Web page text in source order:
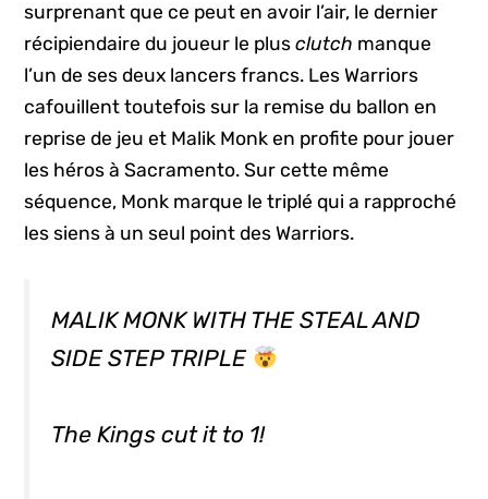
surprenant que ce peut en avoir l’air, le dernier
récipiendaire du joueur le plusclutch manque
l’un de ses deux lancers francs. Les Warriors
cafouillent toutefois sur la remise du ballon en
reprise de jeu et Malik Monk en profite pour jouer
les héros à Sacramento. Sur cette même
séquence, Monk marque le triplé qui a rapproché
les siens à un seul point des Warriors.
MALIK MONK WITH THE STEAL AND
SIDE STEP TRIPLE
The Kings cut it to 1!